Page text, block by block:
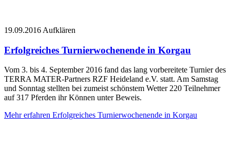
19.09.2016 Aufklären
Erfolgreiches Turnierwochenende in Korgau
Vom 3. bis 4. September 2016 fand das lang vorbereitete Turnier des
TERRA MATER-Partners RZF Heideland e.V. statt. Am Samstag
und Sonntag stellten bei zumeist schönstem Wetter 220 Teilnehmer
auf 317 Pferden ihr Können unter Beweis.
Mehr erfahren Erfolgreiches Turnierwochenende in Korgau